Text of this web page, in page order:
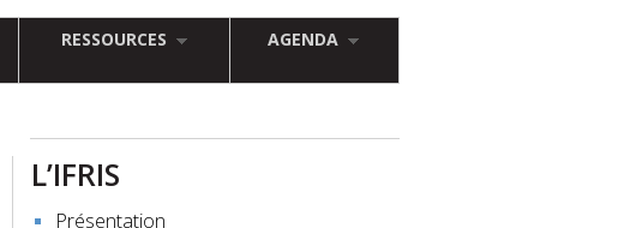
RESSOURCES AGENDA
L’IFRIS
Présentation